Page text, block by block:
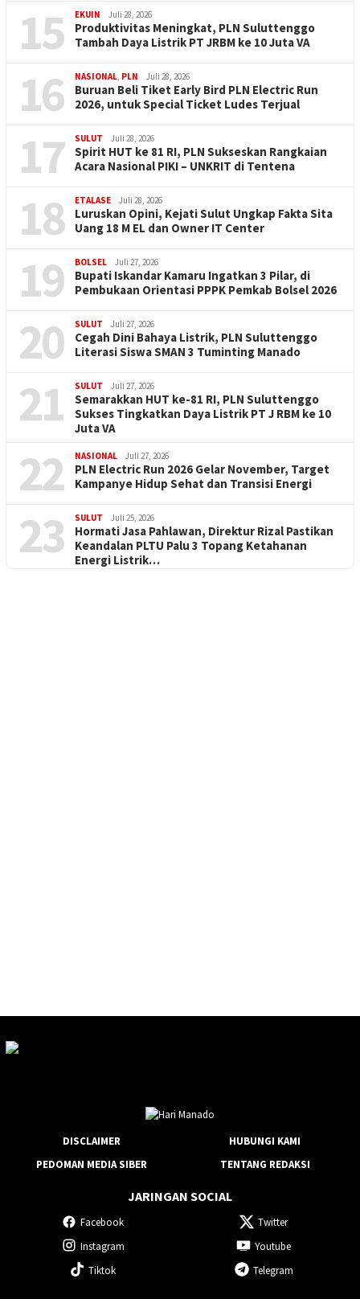
15 EKUIN Juli 28, 2026
Produktivitas Meningkat, PLN Suluttenggo
Tambah Daya Listrik PT JRBM ke 10 Juta VA
16 NASIONAL PLN Juli 28, 2026
Buruan Beli Tiket Early Bird PLN Electric Run
2026, untuk Special Ticket Ludes Terjual
17 SULUT Juli 28, 2026
Spirit HUT ke 81 RI, PLN Sukseskan Rangkaian
Acara Nasional PIKI – UNKRIT di Tentena
18 ETALASE Juli 28, 2026
Luruskan Opini, Kejati Sulut Ungkap Fakta Sita
Uang 18 M EL dan Owner IT Center
19 BOLSEL Juli 27, 2026
Bupati Iskandar Kamaru Ingatkan 3 Pilar, di
Pembukaan Orientasi PPPK Pemkab Bolsel 2026
20 SULUT Juli 27, 2026
Cegah Dini Bahaya Listrik, PLN Suluttenggo
Literasi Siswa SMAN 3 Tuminting Manado
21 SULUT Juli 27, 2026
Semarakkan HUT ke-81 RI, PLN Suluttenggo
Sukses Tingkatkan Daya Listrik PT J RBM ke 10
Juta VA
22 NASIONAL Juli 27, 2026
PLN Electric Run 2026 Gelar November, Target
Kampanye Hidup Sehat dan Transisi Energi
23 SULUT Juli 25, 2026
Hormati Jasa Pahlawan, Direktur Rizal Pastikan
Keandalan PLTU Palu 3 Topang Ketahanan
Energi Listrik…
DISCLAIMER
HUBUNGI KAMI
PEDOMAN MEDIA SIBER
TENTANG REDAKSI
JARINGAN SOCIAL
Facebook
Twitter
Instagram
Youtube
Tiktok
Telegram